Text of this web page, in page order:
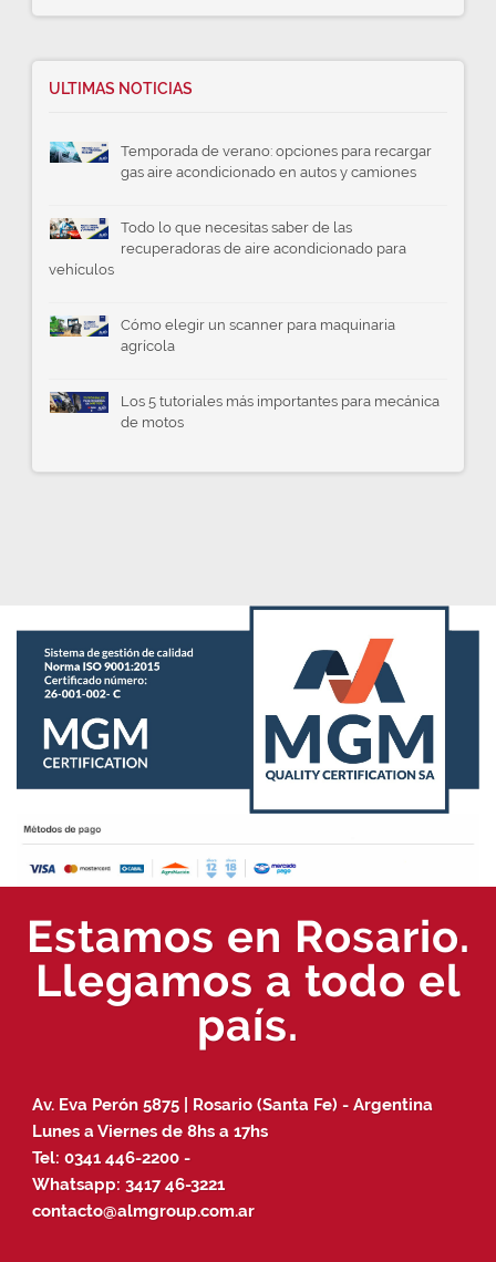
ULTIMAS NOTICIAS
Temporada de verano: opciones para recargar
gas aire acondicionado en autos y camiones
Todo lo que necesitas saber de las
recuperadoras de aire acondicionado para
vehículos
Cómo elegir un scanner para maquinaria
agrícola
Los 5 tutoriales más importantes para mecánica
de motos
Estamos en Rosario.
Llegamos a todo el
país.
Av. Eva Perón 5875 | Rosario (Santa Fe) - Argentina
Lunes a Viernes de 8hs a 17hs
Tel: 0341 446-2200 -
Whatsapp: 3417 46-3221
contacto@almgroup.com.ar